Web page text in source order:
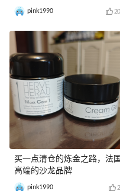
pink1990
买一点清仓的炼金之路，法国
高端的沙龙品牌
pink1990